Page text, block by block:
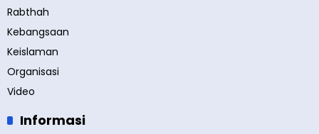
Rabthah
Kebangsaan
Keislaman
Organisasi
Video
Informasi